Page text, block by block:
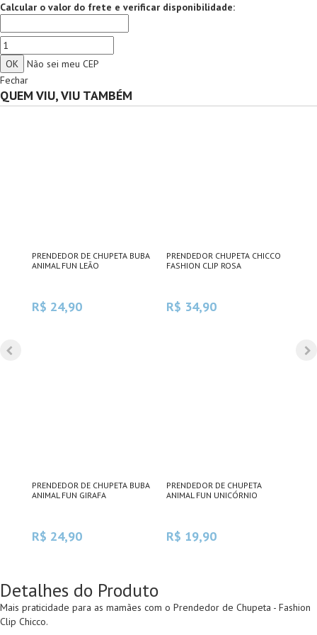
Calcular o valor do frete e verificar disponibilidade:
Não sei meu CEP
Fechar
QUEM VIU, VIU TAMBÉM
PRENDEDOR DE CHUPETA BUBA
ANIMAL FUN LEÃO
R$ 24,90
PRENDEDOR DE CHUPETA BUBA
ANIMAL FUN GIRAFA
R$ 24,90
PRENDEDOR CHUPETA CHICCO
FASHION CLIP ROSA
R$ 34,90
PRENDEDOR DE CHUPETA
ANIMAL FUN UNICÓRNIO
R$ 19,90
Detalhes do Produto
Mais praticidade para as mamães com o Prendedor de Chupeta - Fashion
Clip Chicco.